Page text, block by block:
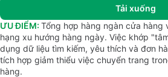
Tải xuống
ƯU ĐIỂM: Tổng hợp hàng ngàn cửa hàng
hạng xu hướng hàng ngày. Việc khớp
dụng dữ liệu tìm kiếm, yêu thích và đơn
tích hợp giảm thiểu việc chuyển trang
hàng.